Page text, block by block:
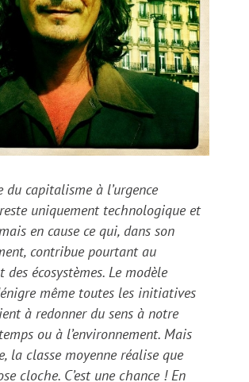
du capitalisme à l’urgence
uniquement technologique et
en cause ce qui, dans son
contribue pourtant au
des écosystèmes. Le modèle
même toutes les initiatives
à redonner du sens à notre
ou à l’environnement. Mais
la classe moyenne réalise que
cloche. C’est une chance ! En